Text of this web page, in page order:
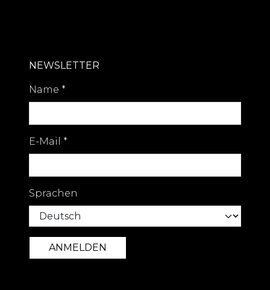
NEWSLETTER
Name *
E-Mail *
Sprachen